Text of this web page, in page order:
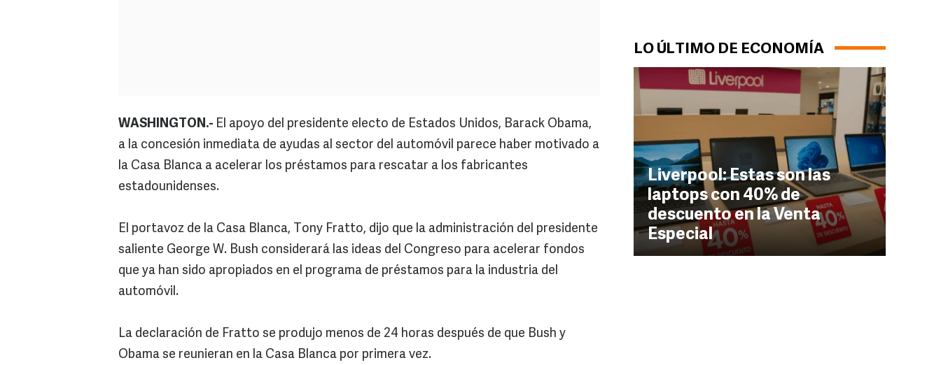
LO ÚLTIMO DE ECONOMÍA
Liverpool: Estas son las
laptops con 40% de
descuento en la Venta
Especial
WASHINGTON.- El apoyo del presidente electo de Estados Unidos, Barack Obama,
a la concesión inmediata de ayudas al sector del automóvil parece haber motivado a
la Casa Blanca a acelerar los préstamos para rescatar a los fabricantes
estadounidenses.
El portavoz de la Casa Blanca, Tony Fratto, dijo que la administración del presidente
saliente George W. Bush considerará las ideas del Congreso para acelerar fondos
que ya han sido apropiados en el programa de préstamos para la industria del
automóvil.
La declaración de Fratto se produjo menos de 24 horas después de que Bush y
Obama se reunieran en la Casa Blanca por primera vez.